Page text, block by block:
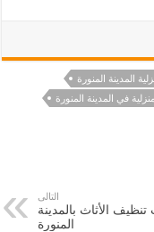
المدينة المنورة
في المدينة المنورة
التالى
الأثاث بالمدينة
المنورة